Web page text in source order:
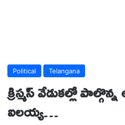
Political Telangana
క్రిస్మస్ వేడుకల్లో
ఐలయ్య…